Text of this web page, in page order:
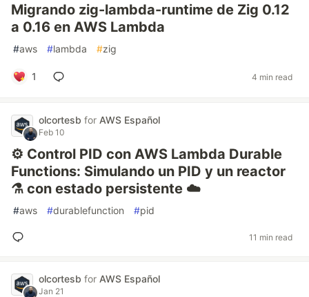
Migrando zig-lambda-runtime de Zig 0.12
a 0.16 en AWS Lambda
#aws #lambda #zig
1 4 min read
olcortesb for AWS Español
Feb 10
⚙️ Control PID con AWS Lambda Durable
Functions: Simulando un PID y un reactor
⚗️ con estado persistente ☁️
#aws #durablefunction #pid
11 min read
olcortesb for AWS Español
Jan 21